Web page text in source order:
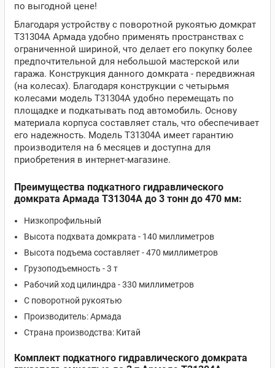
по выгодной цене!
Благодаря устройству с поворотной рукоятью домкрат
T31304A Армада удобно применять пространствах с
ограниченной шириной, что делает его покупку более
предпочтительной для небольшой мастерской или
гаража. Конструкция данного домкрата - передвижная
(на колесах). Благодаря конструкции с четырьмя
колесами модель T31304A удобно перемещать по
площадке и подкатывать под автомобиль. Основу
материала корпуса составляет сталь, что обеспечивает
его надежность. Модель T31304A имеет гарантию
производителя на 6 месяцев и доступна для
приобретения в интернет-магазине.
Преимущества подкатного гидравлического
домкрата Армада T31304A до 3 тонн до 470 мм:
Низкопрофильный
Высота подхвата домкрата - 140 миллиметров
Высота подъема составляет - 470 миллиметров
Грузоподъемность - 3 т
Рабочий ход цилиндра - 330 миллиметров
С поворотной рукоятью
Производитель: Армада
Страна производства: Китай
Комплект подкатного гидравлического домкрата